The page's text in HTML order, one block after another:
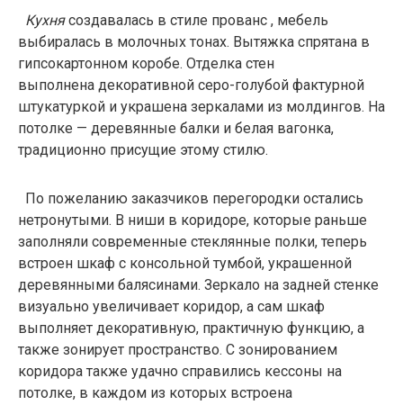
Кухнясоздавалась в стиле прованс , мебель
выбиралась в молочных тонах. Вытяжка спрятана в
гипсокартонном коробе. Отделка стен
выполнена декоративной серо-голубой фактурной
штукатуркой и украшена зеркалами из молдингов. На
потолке — деревянные балки и белая вагонка,
традиционно присущие этому стилю.
По пожеланию заказчиков перегородки остались
нетронутыми. В ниши в коридоре, которые раньше
заполняли современные стеклянные полки, теперь
встроен шкаф с консольной тумбой, украшенной
деревянными балясинами. Зеркало на задней стенке
визуально увеличивает коридор, а сам шкаф
выполняет декоративную, практичную функцию, а
также зонирует пространство. С зонированием
коридора также удачно справились кессоны на
потолке, в каждом из которых встроена